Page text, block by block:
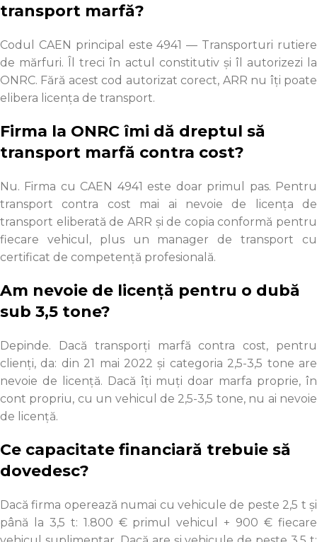
transport marfă?
Codul CAEN principal este 4941 — Transporturi rutiere
de mărfuri. Îl treci în actul constitutiv și îl autorizezi la
ONRC. Fără acest cod autorizat corect, ARR nu îți poate
elibera licența de transport.
Firma la ONRC îmi dă dreptul să
transport marfă contra cost?
Nu. Firma cu CAEN 4941 este doar primul pas. Pentru
transport contra cost mai ai nevoie de licența de
transport eliberată de ARR și de copia conformă pentru
fiecare vehicul, plus un manager de transport cu
certificat de competență profesională.
Am nevoie de licență pentru o dubă
sub 3,5 tone?
Depinde. Dacă transporți marfă contra cost, pentru
clienți, da: din 21 mai 2022 și categoria 2,5-3,5 tone are
nevoie de licență. Dacă îți muți doar marfa proprie, în
cont propriu, cu un vehicul de 2,5-3,5 tone, nu ai nevoie
de licență.
Ce capacitate financiară trebuie să
dovedesc?
Dacă firma operează numai cu vehicule de peste 2,5 t și
până la 3,5 t: 1.800 € primul vehicul + 900 € fiecare